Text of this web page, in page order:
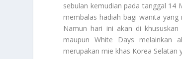
sebulan kemudian pada tanggal 14
membalas hadiah bagi wanita yang
Namun hari ini akan di
maupun White Days melainkan
merupakan mie khas Korea Selatan